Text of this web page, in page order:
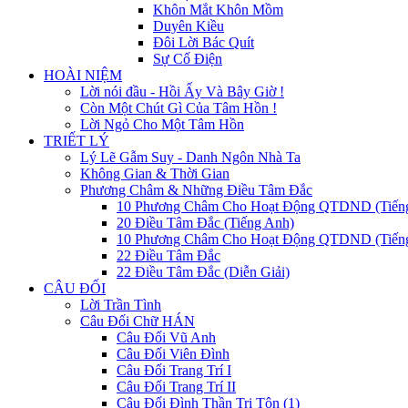
Khôn Mắt Khôn Mồm
Duyên Kiều
Đôi Lời Bác Quít
Sự Cố Điện
HOÀI NIỆM
Lời nói đầu - Hồi Ấy Và Bây Giờ !
Còn Một Chút Gì Của Tâm Hồn !
Lời Ngỏ Cho Một Tâm Hồn
TRIẾT LÝ
Lý Lẽ Gẫm Suy - Danh Ngôn Nhà Ta
Không Gian & Thời Gian
Phương Châm & Những Điều Tâm Đắc
10 Phương Châm Cho Hoạt Động QTDND
20 Điều Tâm Đắc (Tiếng Anh)
10 Phương Châm Cho Hoạt Động QTDND
22 Điều Tâm Đắc
22 Điều Tâm Đắc (Diễn Giải)
CÂU ĐỐI
Lời Trần Tình
Câu Đối Chữ HÁN
Câu Đối Vũ Anh
Câu Đối Viên Đình
Câu Đối Trang Trí I
Câu Đối Trang Trí II
Câu Đối Đình Thần Tri Tôn (1)